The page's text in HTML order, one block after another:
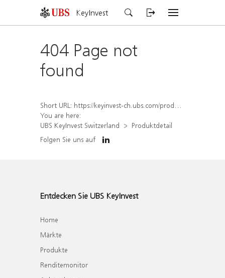
KeyInvest
404 Page not
found
Short URL: https://keyinvest-ch.ubs.com/produkt/detail/index/isin/CH1578797370
You are here:
UBS KeyInvest Switzerland
Produktdetail
Folgen Sie uns auf
Entdecken Sie UBS KeyInvest
Home
Märkte
Produkte
Renditemonitor